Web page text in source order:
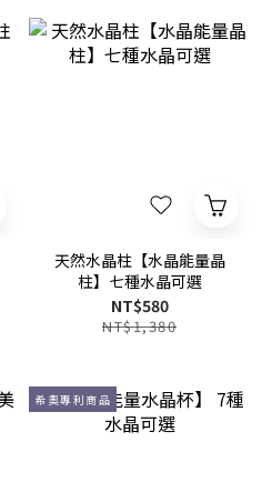
天然水晶柱【水晶能量晶
柱】七種水晶可選
NT$580
NT$1,380
希奧專利商品